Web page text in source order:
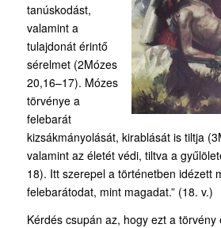
tanúskodást,
valamint a
tulajdonát érintő
sérelmet (2Mózes
20,16–17). Mózes
törvénye a
felebarát
kizsákmányolását, kirablását is tiltja
valamint az életét védi, tiltva a
18). Itt szerepel a történetben idézett
felebarátodat, mint magadat.” (18. v.)
Kérdés csupán az, hogy ezt a törvény